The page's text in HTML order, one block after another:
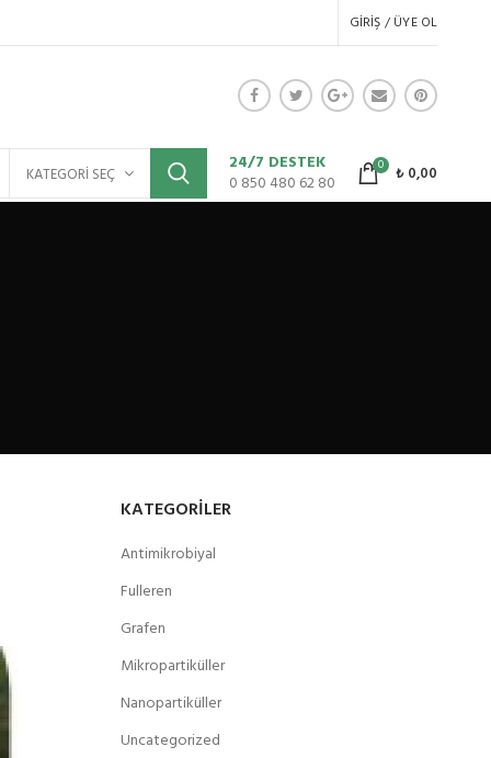
GIRIŞ / ÜYE OL
KATEGORI SEÇ
24/7 DESTEK
0 850 480 62 80
0 ₺0,00
KATEGORILER
Antimikrobiyal
Fulleren
Grafen
Mikropartiküller
Nanopartiküller
Uncategorized